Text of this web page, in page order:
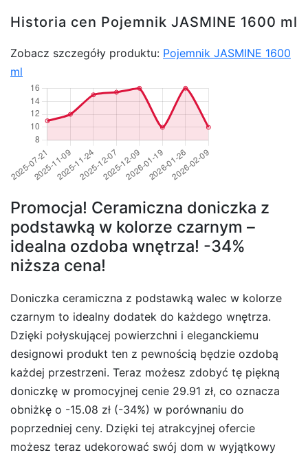
Historia cen Pojemnik JASMINE 1600 ml
Zobacz szczegóły produktu: Pojemnik JASMINE 1600
ml
Promocja! Ceramiczna doniczka z
podstawką w kolorze czarnym –
idealna ozdoba wnętrza! -34%
niższa cena!
Doniczka ceramiczna z podstawką walec w kolorze
czarnym to idealny dodatek do każdego wnętrza.
Dzięki połyskującej powierzchni i eleganckiemu
designowi produkt ten z pewnością będzie ozdobą
każdej przestrzeni. Teraz możesz zdobyć tę piękną
doniczkę w promocyjnej cenie 29.91 zł, co oznacza
obniżkę o -15.08 zł (-34%) w porównaniu do
poprzedniej ceny. Dzięki tej atrakcyjnej ofercie
możesz teraz udekorować swój dom w wyjątkowy